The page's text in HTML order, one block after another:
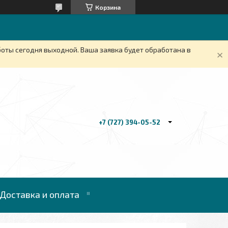
Корзина
сегодня выходной. Ваша заявка будет обработана в
+7 (727) 394-05-52
и оплата